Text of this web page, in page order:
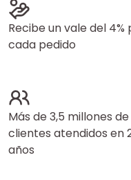
Recibe un vale del 4%
cada pedido
Más de 3,5 millones de
clientes atendidos en
años